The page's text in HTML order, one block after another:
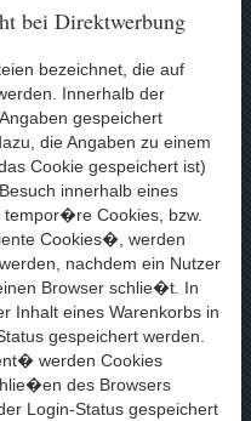
bei Direktwerbung
bezeichnet, die auf
Innerhalb der
gespeichert
die Angaben zu einem
Cookie gespeichert ist)
innerhalb eines
Cookies, bzw.
Cookies�, werden
nachdem ein Nutzer
Browser schlie�t. In
Inhalt eines Warenkorbs in
gespeichert werden.
werden Cookies
des Browsers
Login-Status gespeichert